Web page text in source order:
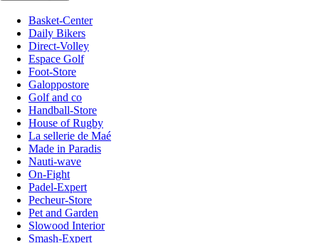
Basket-Center
Daily Bikers
Direct-Volley
Espace Golf
Foot-Store
Galoppostore
Golf and co
Handball-Store
House of Rugby
La sellerie de Maé
Made in Paradis
Nauti-wave
On-Fight
Padel-Expert
Pecheur-Store
Pet and Garden
Slowood Interior
Smash-Expert